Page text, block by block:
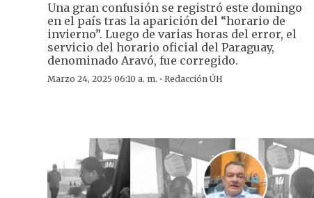
Una gran confusión se registró este domingo
en el país tras la aparición del “horario de
invierno”. Luego de varias horas del error, el
servicio del horario oficial del Paraguay,
denominado Aravó, fue corregido.
Marzo 24, 2025 06:10 a. m. · Redacción ÚH